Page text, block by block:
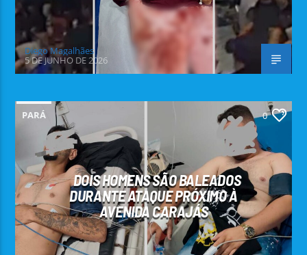
Diego Magalhães
5 DE JUNHO DE 2026
PARÁ 0
DOIS HOMENS SÃO BALEADOS
DURANTE ATAQUE PRÓXIMO À
AVENIDA CARAJÁS